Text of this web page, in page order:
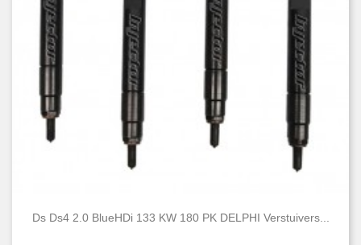
Ds Ds4 2.0 BlueHDi 133 KW 180 PK DELPHI Verstuivers...